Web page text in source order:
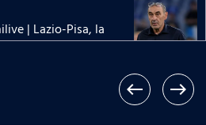
| Lazio-Pisa, la
west east